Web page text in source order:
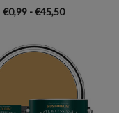
€0,99 - €45,50